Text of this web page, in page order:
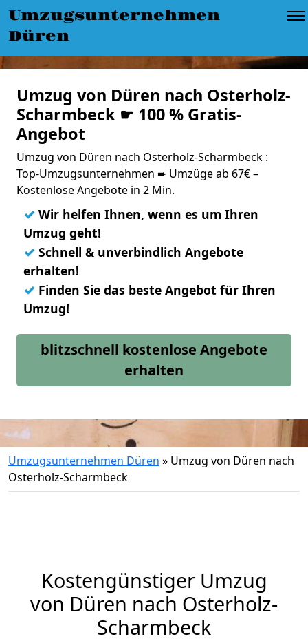
Umzugsunternehmen
Düren
Umzug von Düren nach Osterholz-
Scharmbeck ☛ 100 % Gratis-
Angebot
Umzug von Düren nach Osterholz-Scharmbeck :
Top-Umzugsunternehmen ➨ Umzüge ab 67€ –
Kostenlose Angebote in 2 Min.
✓ Wir helfen Ihnen, wenn es um Ihren
Umzug geht!
✓ Schnell & unverbindlich Angebote
erhalten!
✓ Finden Sie das beste Angebot für Ihren
Umzug!
blitzschnell kostenlose Angebote
erhalten
Umzugsunternehmen Düren » Umzug von Düren nach
Osterholz-Scharmbeck
Kostengünstiger Umzug
von Düren nach Osterholz-
Scharmbeck